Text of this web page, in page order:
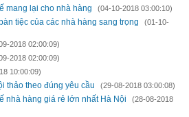
mang lại cho nhà hàng (04-10-2018 03:00:10)
tiệc của các nhà hàng sang trọng
(01-10-
2018 02:00:09)
2018 02:00:09)
10:00:09)
thảo theo đúng yêu cầu (29-08-2018 03:00:08)
nhà hàng giá rẻ lớn nhất Hà Nội
(28-08-2018